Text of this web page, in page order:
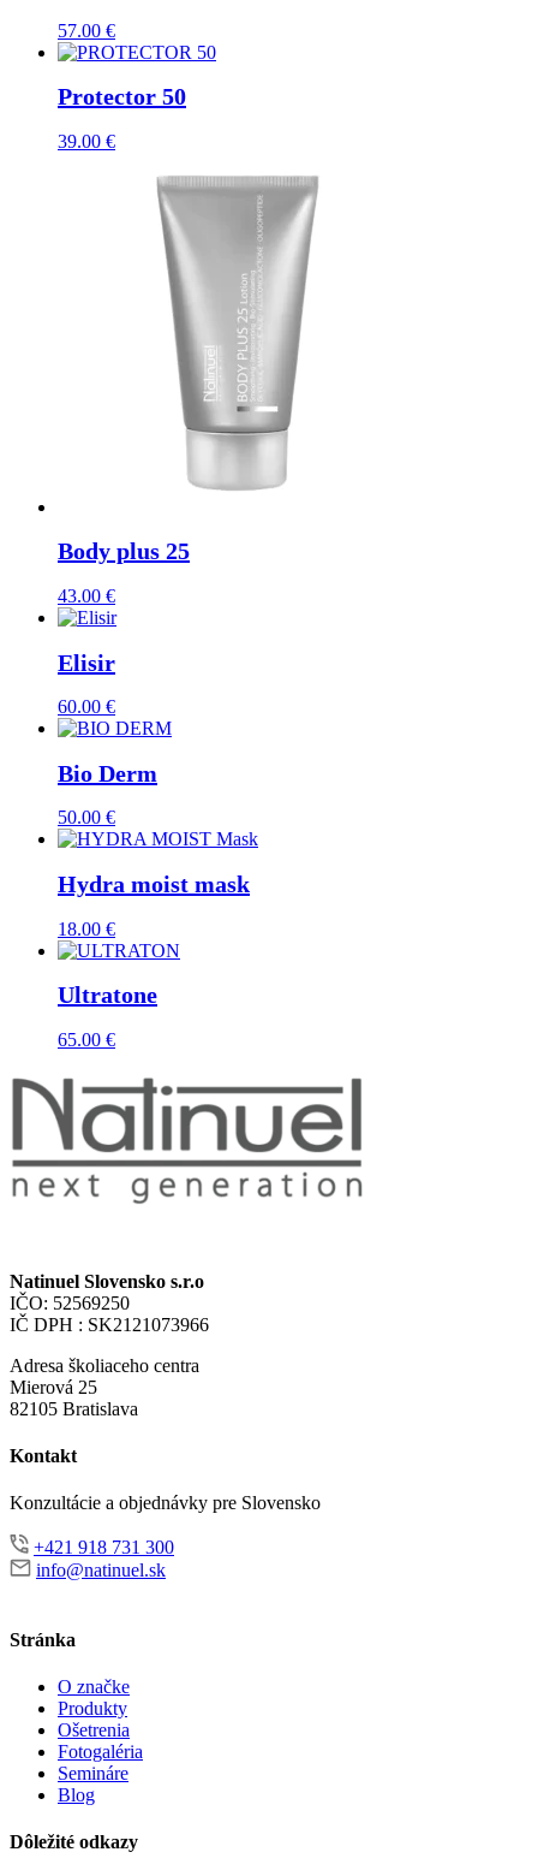
57.00 €
Protector 50
39.00 €
Body plus 25
43.00 €
Elisir
60.00 €
Bio Derm
50.00 €
Hydra moist mask
18.00 €
Ultratone
65.00 €
Natinuel Slovensko s.r.o
IČO: 52569250
IČ DPH : SK2121073966
Adresa školiaceho centra
Mierová 25
82105 Bratislava
Kontakt
Konzultácie a objednávky pre Slovensko
+421 918 731 300
info@natinuel.sk
Stránka
O značke
Produkty
Ošetrenia
Fotogaléria
Semináre
Blog
Dôležité odkazy